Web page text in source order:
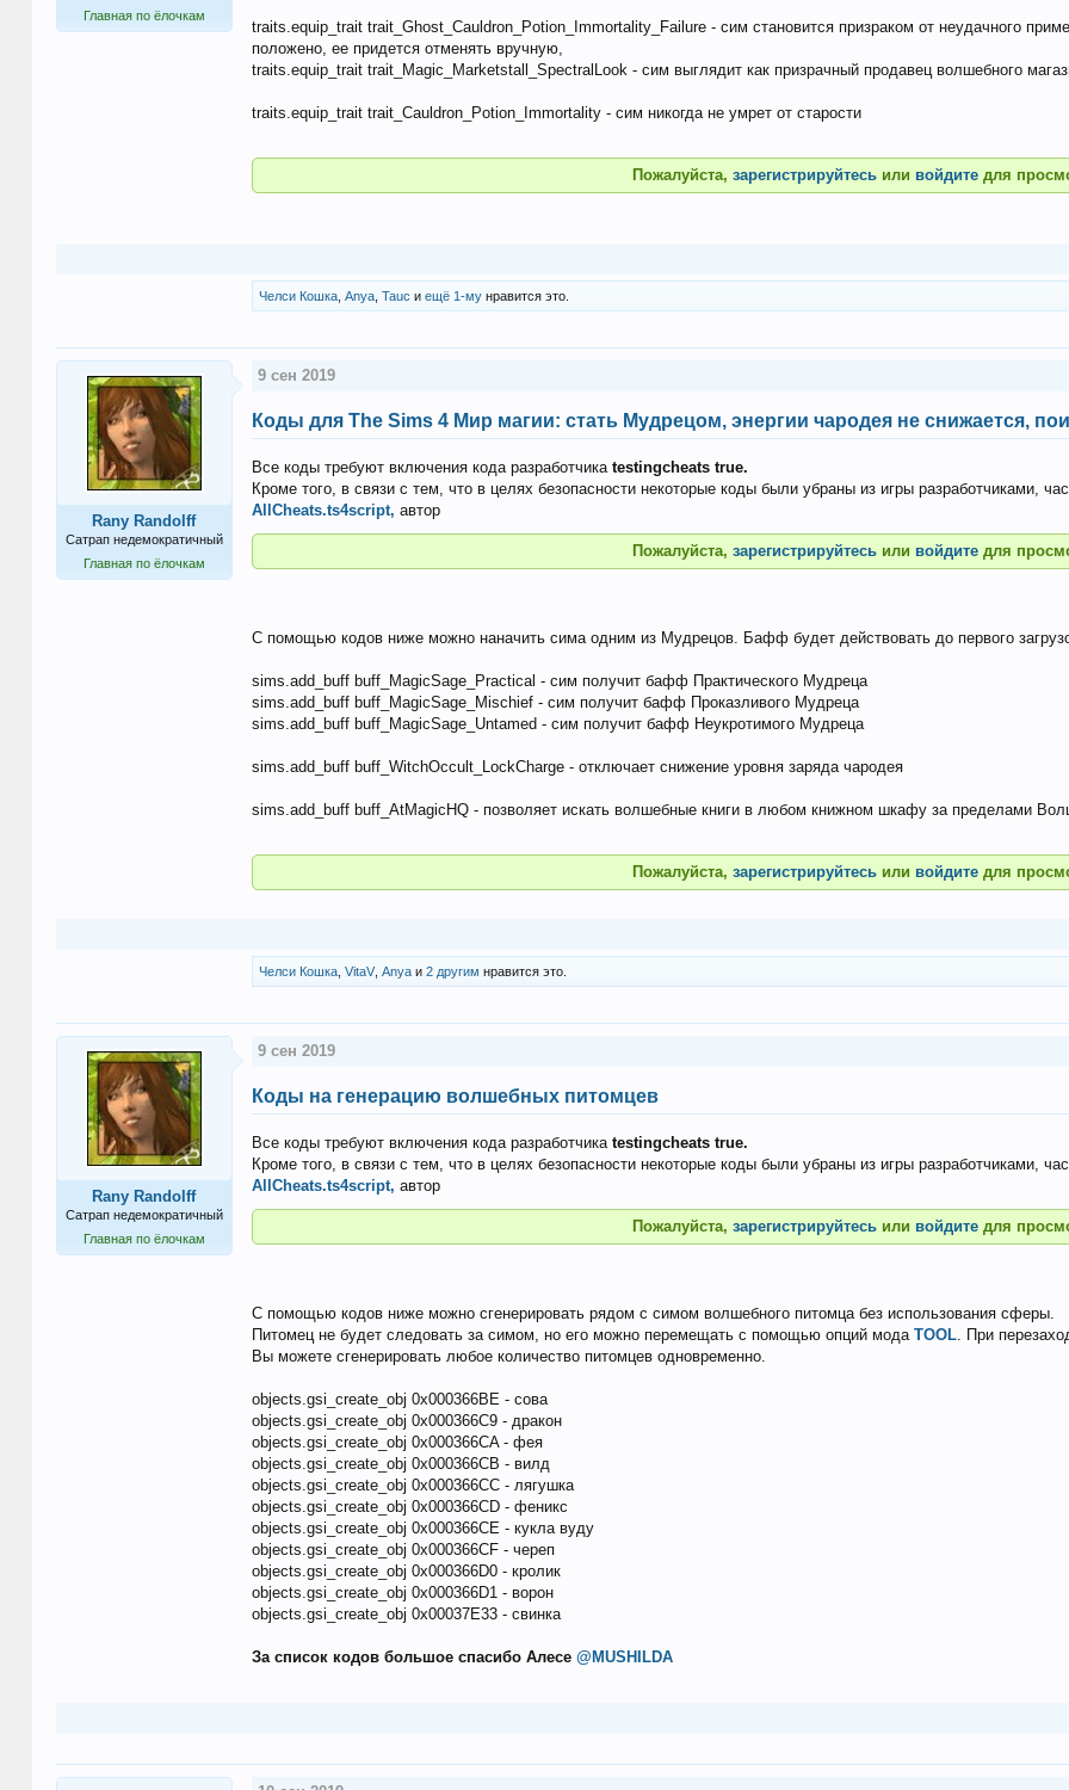
Главная по ёлочкам
traits.equip_trait trait_Ghost_Cauldron_Potion_Immortality_Failure - сим становится призраком от неудачного
положено, ее придется отменять вручную,
traits.equip_trait trait_Magic_Marketstall_SpectralLook - сим выглядит как призрачный продавец волшебного
traits.equip_trait trait_Cauldron_Potion_Immortality - сим никогда не умрет от старости
Пожалуйста, зарегистрируйтесь или войдите для
Челси Кошка, Anya, Tauc и ещё 1-мунравится это.
Rany Randolff
Сатрап недемократичный
Главная по ёлочкам
9 сен 2019
Коды для The Sims 4 Мир магии: стать Мудрецом, энергии чародея не снижается,
Все коды требуют включения кода разработчика testingcheats true.
Кроме того, в связи с тем, что в целях безопасности некоторые коды были убраны из игры разработчиками,
AllCheats.ts4script, автор
Пожалуйста, зарегистрируйтесь или войдите для
С помощью кодов ниже можно наначить сима одним из Мудрецов. Бафф будет действовать до первого
sims.add_buff buff_MagicSage_Practical - сим получит бафф Практического Мудреца
sims.add_buff buff_MagicSage_Mischief - сим получит бафф Проказливого Мудреца
sims.add_buff buff_MagicSage_Untamed - сим получит бафф Неукротимого Мудреца
sims.add_buff buff_WitchOccult_LockCharge - отключает снижение уровня заряда чародея
sims.add_buff buff_AtMagicHQ - позволяет искать волшебные книги в любом книжном шкафу за пределами
Пожалуйста, зарегистрируйтесь или войдите для
Челси Кошка, VitaV, Anyaи 2 другим нравится это.
Rany Randolff
Сатрап недемократичный
Главная по ёлочкам
9 сен 2019
Коды на генерацию волшебных питомцев
Все коды требуют включения кода разработчика testingcheats true.
Кроме того, в связи с тем, что в целях безопасности некоторые коды были убраны из игры разработчиками,
AllCheats.ts4script, автор
Пожалуйста, зарегистрируйтесь или войдите для
С помощью кодов ниже можно сгенерировать рядом с симом волшебного питомца без использования сферы.
Питомец не будет следовать за симом, но его можно перемещать с помощью опций мода TOOL. При
Вы можете сгенерировать любое количество питомцев одновременно.
objects.gsi_create_obj 0x000366BE - сова
objects.gsi_create_obj 0x000366C9 - дракон
objects.gsi_create_obj 0x000366CA - фея
objects.gsi_create_obj 0x000366CB - вилд
objects.gsi_create_obj 0x000366CC - лягушка
objects.gsi_create_obj 0x000366CD - феникс
objects.gsi_create_obj 0x000366CE - кукла вуду
objects.gsi_create_obj 0x000366CF - череп
objects.gsi_create_obj 0x000366D0 - кролик
objects.gsi_create_obj 0x000366D1 - ворон
objects.gsi_create_obj 0x00037E33 - свинка
За список кодов большое спасибо Алесе @MUSHILDA